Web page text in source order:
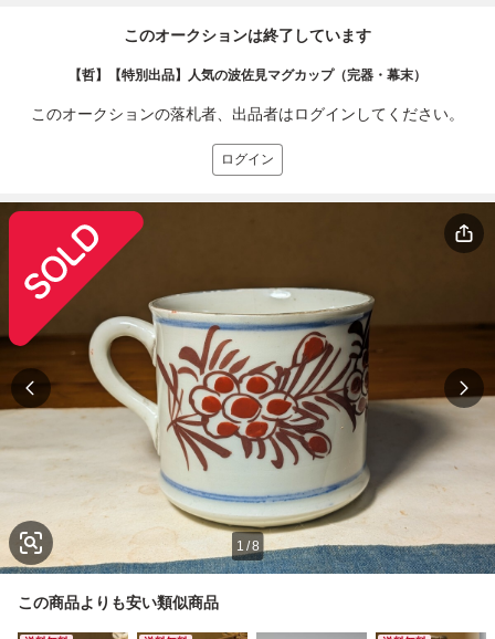
このオークションは終了しています
【哲】【特別出品】人気の波佐見マグカップ（完器・幕末）
このオークションの落札者、出品者はログインしてください。
ログイン
1 /8
この商品よりも安い類似商品